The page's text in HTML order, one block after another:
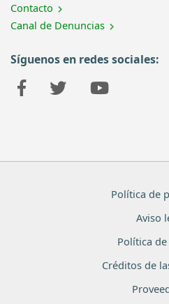
Contacto
Canal de Denuncias
Síguenos en redes sociales:
Política de
Aviso
Política
Créditos de